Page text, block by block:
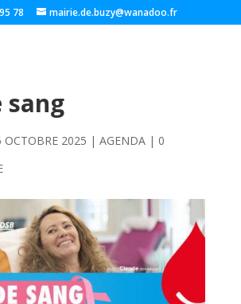
78 mairie.de.buzy@wanadoo.fr
sang
OCTOBRE 2025 | AGENDA| 0